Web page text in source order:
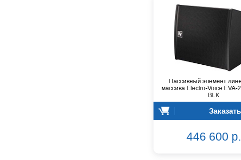
Пассивный элемент
массива Electro-Voice EVA-
BLK
Заказать
446 600 р.